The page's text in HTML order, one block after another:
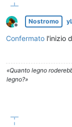
Non in linea
Nostromo
Confermato l'inizio
«Quanto legno
legno?»